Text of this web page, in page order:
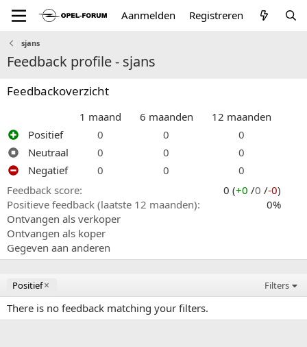
Aanmelden Registreren
sjans
Feedback profile - sjans
Feedbackoverzicht
1 maand 6 maanden
12 maanden
Positief
0 0
0
Neutraal
0 0
0
Negatief
0 0
0
Feedback score
0 (+0 /0 /-0)
Positieve feedback (laatste 12 maanden)
0%
Ontvangen als verkoper
Ontvangen als koper
Gegeven aan anderen
Positief Filters
There is no feedback matching your filters.